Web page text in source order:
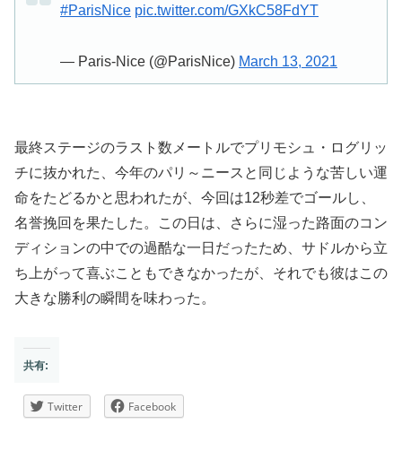
#ParisNice pic.twitter.com/GXkC58FdYT
— Paris-Nice (@ParisNice) March 13, 2021
最終ステージのラスト数メートルでプリモシュ・ログリッ
チに抜かれた、今年のパリ～ニースと同じような苦しい運
命をたどるかと思われたが、今回は12秒差でゴールし、
名誉挽回を果たした。この日は、さらに湿った路面のコン
ディションの中での過酷な一日だったため、サドルから立
ち上がって喜ぶこともできなかったが、それでも彼はこの
大きな勝利の瞬間を味わった。
共有:
Twitter Facebook